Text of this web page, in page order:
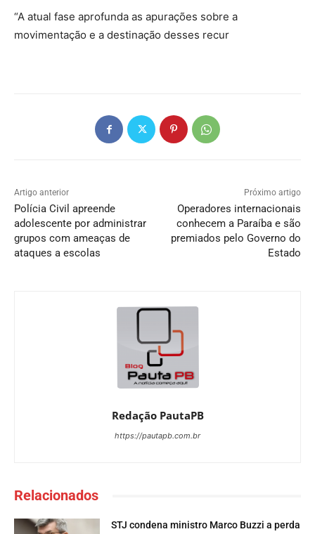
“A atual fase aprofunda as apurações sobre a
movimentação e a destinação desses recur
Artigo anterior
Polícia Civil apreende
adolescente por administrar
grupos com ameaças de
ataques a escolas
Próximo artigo
Operadores internacionais
conhecem a Paraíba e são
premiados pelo Governo do
Estado
Redação PautaPB
https://pautapb.com.br
Relacionados
STJ condena ministro Marco Buzzi a perda